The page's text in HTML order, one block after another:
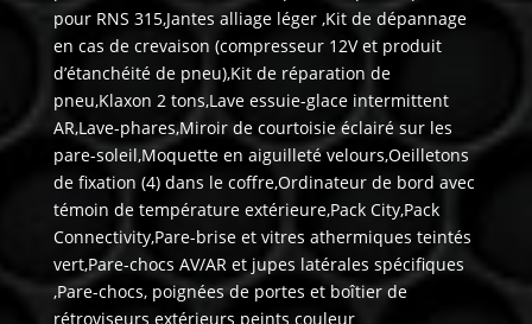
pour RNS 315,Jantes alliage léger ,Kit de dépannage
en cas de crevaison (compresseur 12V et produit
d’étanchéité de pneu),Kit de réparation de
pneu,Klaxon 2 tons,Lave essuie-glace intermittent
AR,Lave-phares,Miroir de courtoisie éclairé sur les
pare-soleil,Moquette en aiguilleté velours,Oeilletons
de fixation (4) dans le coffre,Ordinateur de bord avec
témoin de température extérieure,Pack City,Pack
Connectivity,Pare-brise et vitres athermiques teintés
vert,Pare-chocs AV/AR et jupes latérales spécifiques
,Pare-chocs, poignées de portes et boîtier de
rétroviseurs extérieurs peints couleur